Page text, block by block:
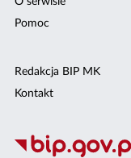
Pomoc
Redakcja BIP MK
Kontakt